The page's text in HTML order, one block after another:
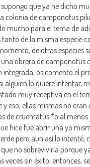
que ya he dicho
colonia de camponotus
mucho para el tema de
tanto de la misma especie
de otras especies
una obrera de camponotus
integrada, os comento el
alguien lo quiere intentar,
muy receptiva en el
eso, ellas mismas no eran
de cruentatus *o al
hice fue abrir una yo
pero aun asi lo intenté,
no sobreviviría porque
veces sin éxito, entonces,